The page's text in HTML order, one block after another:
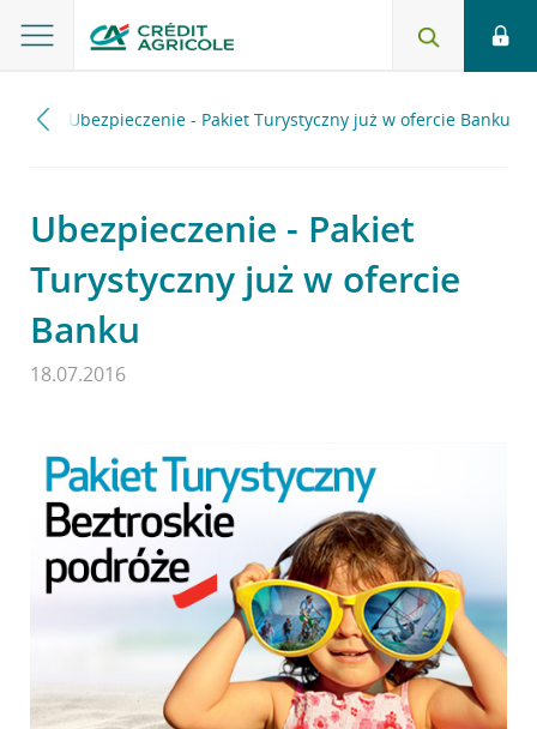
Ubezpieczenie - Pakiet Turystyczny już w ofercie Banku
Ubezpieczenie - Pakiet
Turystyczny już w ofercie
Banku
18.07.2016